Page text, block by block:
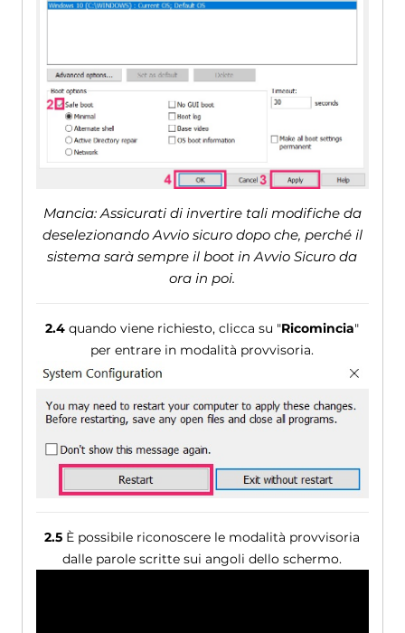
Mancia: Assicurati di invertire tali modifiche da
deselezionando Avvio sicuro dopo che, perché il
sistema sarà sempre il boot in Avvio Sicuro da
ora in poi.
2.4 quando viene richiesto, clicca su "Ricomincia"
per entrare in modalità provvisoria.
2.5 È possibile riconoscere le modalità provvisoria
dalle parole scritte sui angoli dello schermo.